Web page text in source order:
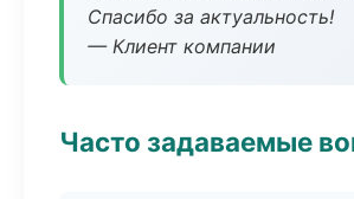
Спасибо за актуальность!
— Клиент компании
Часто задаваемые